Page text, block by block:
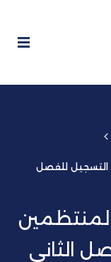
التسجيل للفصل
المنتظمين
الثاني